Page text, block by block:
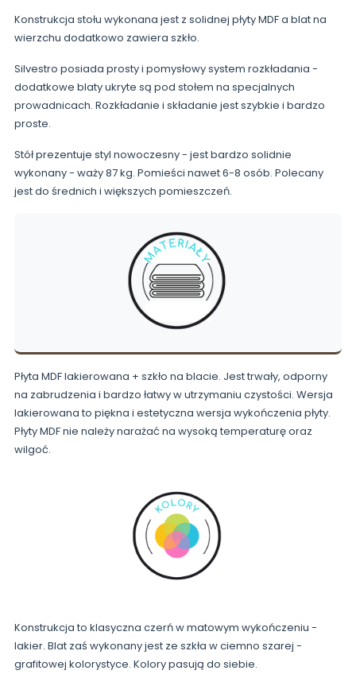
Konstrukcja stołu wykonana jest z solidnej płyty MDF a blat na
wierzchu dodatkowo zawiera szkło.
Silvestro posiada prosty i pomysłowy system rozkładania -
dodatkowe blaty ukryte są pod stołem na specjalnych
prowadnicach. Rozkładanie i składanie jest szybkie i bardzo
proste.
Stół prezentuje styl nowoczesny - jest bardzo solidnie
wykonany - waży 87 kg. Pomieści nawet 6-8 osób. Polecany
jest do średnich i większych pomieszczeń.
Płyta MDF lakierowana + szkło na blacie. Jest trwały, odporny
na zabrudzenia i bardzo łatwy w utrzymaniu czystości. Wersja
lakierowana to piękna i estetyczna wersja wykończenia płyty.
Płyty MDF nie należy narażać na wysoką temperaturę oraz
wilgoć.
Konstrukcja to klasyczna czerń w matowym wykończeniu -
lakier. Blat zaś wykonany jest ze szkła w ciemno szarej -
grafitowej kolorystyce. Kolory pasują do siebie.